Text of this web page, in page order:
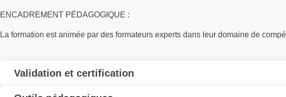
ENCADREMENT PÉDAGOGIQUE :
La formation est animée par des formateurs experts dans leur domaine de
Validation et certification